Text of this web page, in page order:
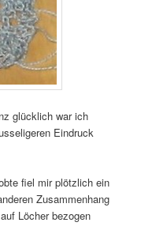
glücklich war ich
Eindruck
fiel mir plötzlich ein
Zusammenhang
Löcher bezogen